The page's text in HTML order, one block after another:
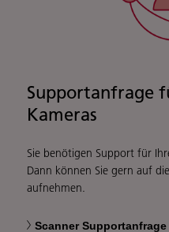
Supportanfrage
Kameras
Sie benötigen Support für
Dann können Sie gern auf
aufnehmen.
Scanner Supportanfrage